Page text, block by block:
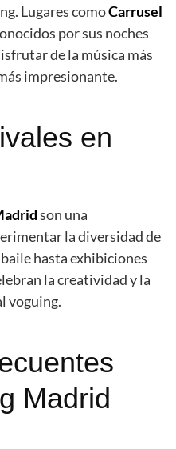
Lugares comoCarrusel
por sus noches
de la música más
impresionante.
en
son una
la diversidad de
hasta exhibiciones
la creatividad y la
voguing.
Madrid